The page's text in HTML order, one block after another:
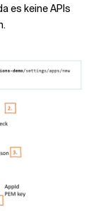
es keine APIs